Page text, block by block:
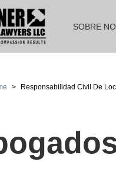
SOBRE
> Responsabilidad Civil De